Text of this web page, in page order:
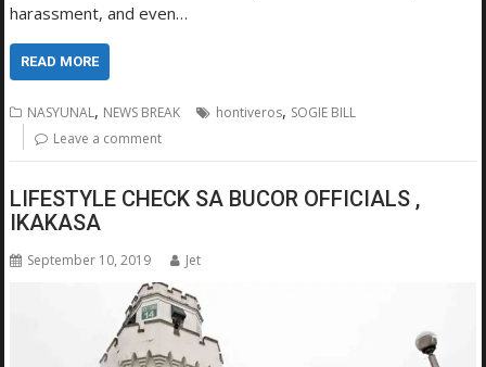
harassment, and even…
READ MORE
NASYUNAL, NEWS BREAK hontiveros, SOGIE BILL
Leave a comment
LIFESTYLE CHECK SA BUCOR OFFICIALS ,
IKAKASA
September 10, 2019 Jet